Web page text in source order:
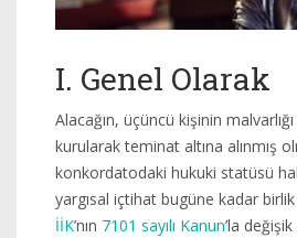
I. Genel Olarak
Alacağın, üçüncü kişinin
kurularak teminat altına alınmış
konkordatodaki hukuki statüsü
yargısal içtihat bugüne kadar
İİK’nın 7101 sayılı Kanun’la